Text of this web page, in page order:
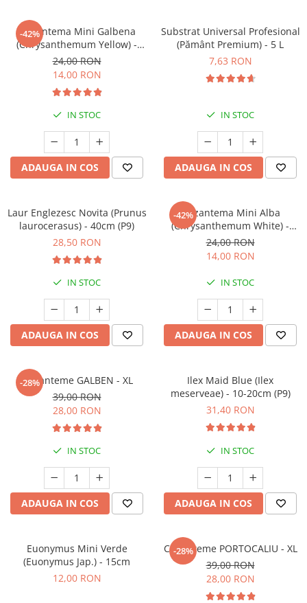
-42%
Crizantema Mini Galbena
(Chrysanthemum Yellow) -
(P12)
24,00 RON
14,00 RON
IN STOC
ADAUGA IN COS
Substrat Universal Profesional
(Pământ Premium) - 5 L
7,63 RON
IN STOC
ADAUGA IN COS
Laur Englezesc Novita (Prunus
laurocerasus) - 40cm (P9)
28,50 RON
IN STOC
ADAUGA IN COS
-42%
Crizantema Mini Alba
(Chrysanthemum White) -
(P12)
24,00 RON
14,00 RON
IN STOC
ADAUGA IN COS
-28%
Crizanteme GALBEN - XL
39,00 RON
28,00 RON
IN STOC
ADAUGA IN COS
Ilex Maid Blue (Ilex
meserveae) - 10-20cm (P9)
31,40 RON
IN STOC
ADAUGA IN COS
Euonymus Mini Verde
(Euonymus Jap.) - 15cm
12,00 RON
-28%
Crizanteme PORTOCALIU - XL
39,00 RON
28,00 RON